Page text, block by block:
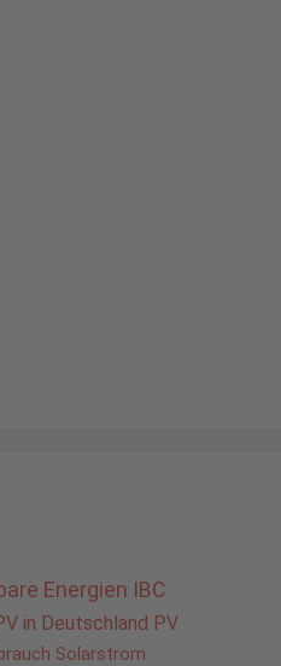
Energien IBC
in Deutschland PV
Solarstrom